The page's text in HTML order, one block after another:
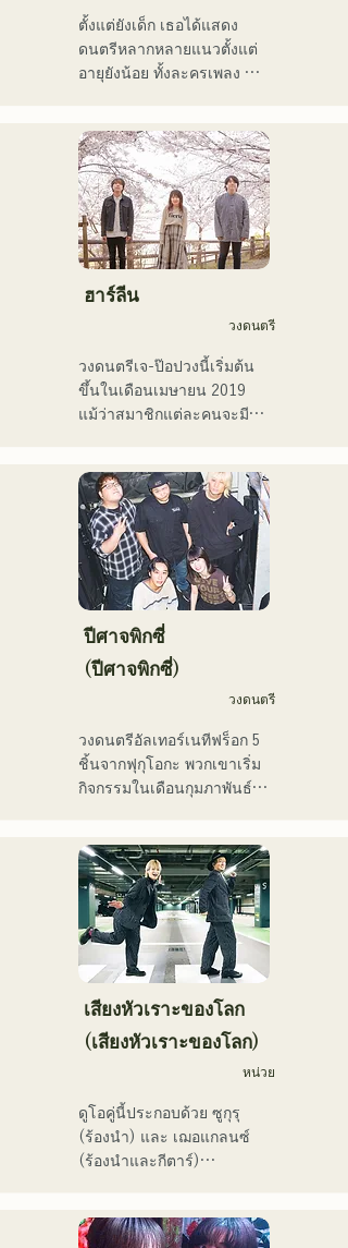
ตั้งแต่ยังเด็ก เธอได้แสดง
ดนตรีหลากหลายแนวตั้งแต่
อายุยังน้อย ทั้งละครเพลง
2011
เธอได้ปรากฏตัวในสื่อต่างๆ
มากมาย โดยส่วนใหญ่อยู่ใน
บ้านเกิดของเธอที่ฟุกุโอกะ
และคิวชู และยังมีส่วนร่วมใน
เพลงและภาพยนตร์โฆษณา
ของบริษัทมากมาย
ทำงานในหลากหลายสาขา
อาชีพ รวมถึงการแต่งเพลง
ประกอบโฆษณาทางโทรทัศน์
ทาโร โมริยามะ ในรายการ
"MUSIC FAIR" ทางสถานี
โทรทัศน์ฟูจิทีวี และการ
ปรากฏตัวในละครเพลงร็อก
ตั้งแต่ปี 2017 เธอได้กลับ
มายังฟุกุโอกะ ซึ่งนอกจาก
งานของเธอเองแล้ว เธอยัง
อาชีพ เช่น พิธีกรรายการวิทยุ
ทรงพลังและความสามารถใน
การร้องเพลงอันโดดเด่น เธอ
คือนักร้องนักแต่งเพลงที่จะ
ฮาร์ลีน
วงดนตรี
วงดนตรีเจ-ป๊อปวงนี้เริ่มต้น
ขึ้นในเดือนเมษายน 2019
แม้ว่าสมาชิกแต่ละคนจะมี
แต่พวกเขาก็ตัดสินใจตั้งวง
ใหม่โดยมีเป้าหมายทางดนตรี
ใหม่ เสียงร้องที่ใสสะอาดและ
เนื้อเพลงที่ติดหูของ CHiKa
ประกอบกับท่วงทำนองที่ชวน
ให้คิดถึง ได้รับการสนับสนุน
จากหลากหลายรุ่น บุคลิก
เฉพาะตัวของสมาชิกแต่ละ
คนถูกนำมาใช้ประกอบดนตรี
และเสียงดนตรีที่นุ่มนวลและ
ปัจจุบันพวกเขาแสดงดนตรี
สดตามสถานที่จัดงานและ
กิจกรรมกลางแจ้ง โดยส่วน
โพสต์และสตรีมวิดีโอบนโซ
เชียลมีเดียอย่างต่อเนื่อง
ปีศาจพิกซี่
(ปีศาจพิกซี่)
วงดนตรี
วงดนตรีอัลเทอร์เนทีฟร็อก 5
ชิ้นจากฟุกุโอกะ พวกเขาเริ่ม
กิจกรรมในเดือนกุมภาพันธ์
จังหวัดฟุกุโอกะ ด้วยเนื้อเพลง
ที่สะท้อนความเหงาและความ
ขัดแย้ง และท่วงทำนองกีตาร์
ที่ติดหู พวกเขามุ่งหวังที่จะ
สร้างเสียงเพลงที่จะประทับอยู่
ในใจของผู้ฟัง
เสียงหัวเราะของโลก
(เสียงหัวเราะของโลก)
หน่วย
ดูโอคู่นี้ประกอบด้วย ซูกุรุ
(ร้องนำ) และ เฌอแกลนซ์
(ร้องนำและกีตาร์)
โตเกียว โดยมีเป้าหมายที่จะ